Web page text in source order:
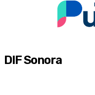
DIF Sonora